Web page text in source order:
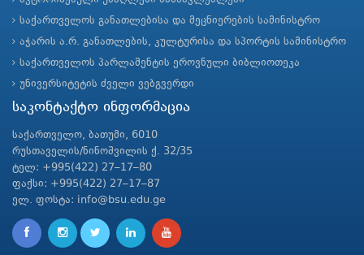
საქართველოს განათლებისა და მეცნიერების სამინისტრო
აჭარის ა.რ. განათლების, კულტურისა და სპორტის სამინისტრო
საქართველოს პარლამენტის ეროვნული ბიბლიოთეკა
უნივერსიტეტის ძველი ვებგვერდი
საკონტაქტო ინფორმაცია
საქართველო, ბათუმი, 6010
რუსთაველის/ნინოშვილის ქ. 32/35
ტელ: +995(422) 27–17–80
ფაქსი: +995(422) 27–17–87
ელ. ფოსტა: info@bsu.edu.ge